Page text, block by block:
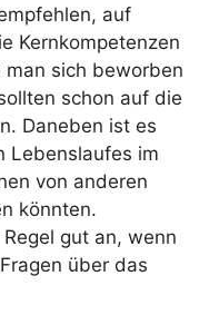
auf
Kernkompetenzen
sich beworben
schon auf die
Daneben ist es
Lebenslaufes im
von anderen
könnten.
gut an, wenn
über das